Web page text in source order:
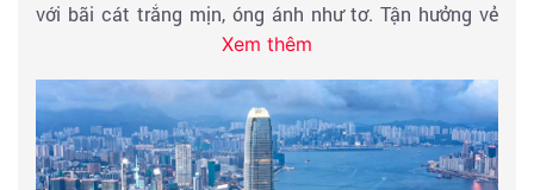
Đến giờ đoàn về khách sạn nghỉ ngơi, tự do khám phá
phố đêm - Nghỉ ngơi khách sạn tại Hongkong.
với bãi cát trắng mịn, óng ánh như tơ. Tận hưởng vẻ
đẹp Vịnh Nước Cạn nơi tắm biển tốt nhất của người
Hongkong, đặc biệt đoàn đi ngang qua khu vực những
ngôi nhà triệu đô của những minh tinh điện ảnh và đại
gia nổi tiếng Hongkong. Quý kháchViếng Miếu Thần
Xem thêm